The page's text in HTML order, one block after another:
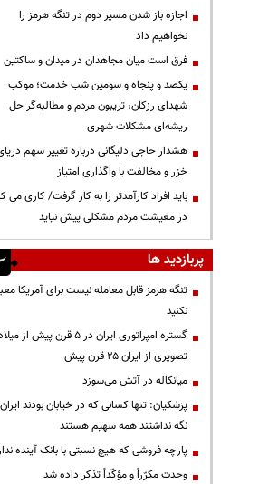
اجازه باز شدن مسیر دوم در تنگه هرمز را
نخواهیم داد
فرق است میان مجاهدان در میدان و ساکتین
یکصد و پنجاه و سومین شب خدمت؛ موکب
شهدای رزکان، تریبون مردم و مطالبه‌گر حل
ریشه‌ای مشکلات شهری
هشدار حاجی دلیگانی درباره تغییر سهم
خزر و مخالفت با واگذاری امتیاز
باید افراد کارآمدتر را به کار گرفت/ کاری می
در معیشت مردم مشکلی پیش نیاید
پربازدید ها
تنگه هرمز قابل معامله نیست برای آمریکا
نکنید
گستره امپراتوری ایران در ۵ قرن پیش از
تصویری از ایران ۲۵ قرن پیش
میانکاله در آتش می‌سوزد
پزشکیان: تنها کسانی که در خیابان بودند
نگه نداشتند همه سهیم هستند
پارچه فروشی که هیچ نسبتی با بانک آینده
وحدت مکرّراً و مؤکّداً تذکر داده شد